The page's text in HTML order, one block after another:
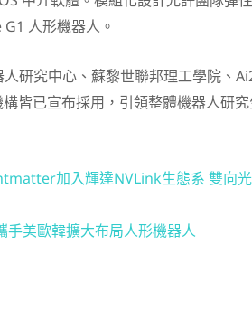
人形機器人。
研究中心、蘇黎世聯邦理工學院、
皆已宣布採用，引領整體機器人研
加入輝達NVLink生態系 雙向
手美歐韓擴大布局人形機器人